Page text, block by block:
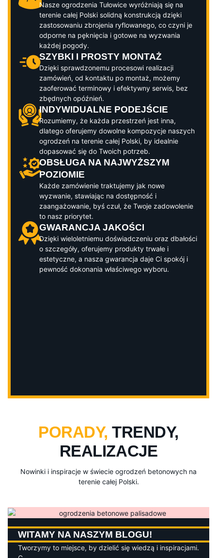
Nasze ogrodzenia Tułowice wyróżniają się na
terenie całej Polski solidną konstrukcją dzięki
zastosowaniu zbrojenia ryflowanego, co czyni je
odporne na pęknięcia i gotowe na wyzwania
każdej pogody.
SZYBKI I PROSTY MONTAŻ
Dzięki sprawdzonemu procesowi realizacji
zamówień, od kontaktu po montaż, możemy
zaoferować terminowy i efektywny serwis, bez
zbędnych opóźnień.
INDYWIDUALNE PODEJŚCIE
Rozumiemy, że każda przestrzeń jest inna,
dlatego oferujemy dowolne kompozycje naszych
ogrodzeń na terenie całej Polski, by idealnie
dopasować się do Twoich potrzeb.
OBSŁUGA NA NAJWYŻSZYM
POZIOMIE
Każde zamówienie traktujemy jak nowe
wyzwanie, stawiając na dostępność i
zaangażowanie, byś czuł, że Twoje zadowolenie
to nasz priorytet.
GWARANCJA JAKOŚCI
Dzięki wieloletniemu doświadczeniu oraz dbałości
o szczegóły, oferujemy produkty trwałe i
estetyczne, a nasza gwarancja daje Ci spokój i
pewność dokonania właściwego wyboru.
PORADY,TRENDY,
REALIZACJE
Nowinki i inspiracje w świecie ogrodzeń betonowych na
terenie całej Polski.
WITAMY NA NASZYM BLOGU!
Tworzymy to miejsce, by dzielić się wiedzą i inspiracjami.